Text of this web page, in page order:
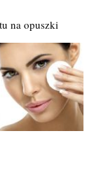
na opuszki